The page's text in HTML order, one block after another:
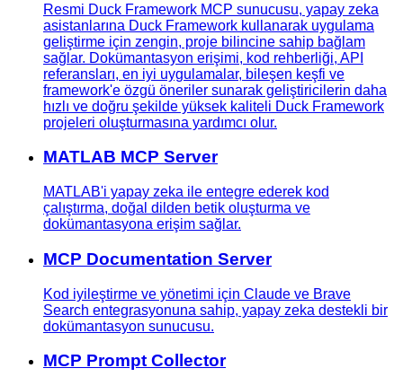
Resmi Duck Framework MCP sunucusu, yapay zeka
asistanlarına Duck Framework kullanarak uygulama
geliştirme için zengin, proje bilincine sahip bağlam
sağlar. Dokümantasyon erişimi, kod rehberliği, API
referansları, en iyi uygulamalar, bileşen keşfi ve
framework'e özgü öneriler sunarak geliştiricilerin daha
hızlı ve doğru şekilde yüksek kaliteli Duck Framework
projeleri oluşturmasına yardımcı olur.
MATLAB MCP Server
MATLAB'i yapay zeka ile entegre ederek kod
çalıştırma, doğal dilden betik oluşturma ve
dokümantasyona erişim sağlar.
MCP Documentation Server
Kod iyileştirme ve yönetimi için Claude ve Brave
Search entegrasyonuna sahip, yapay zeka destekli bir
dokümantasyon sunucusu.
MCP Prompt Collector